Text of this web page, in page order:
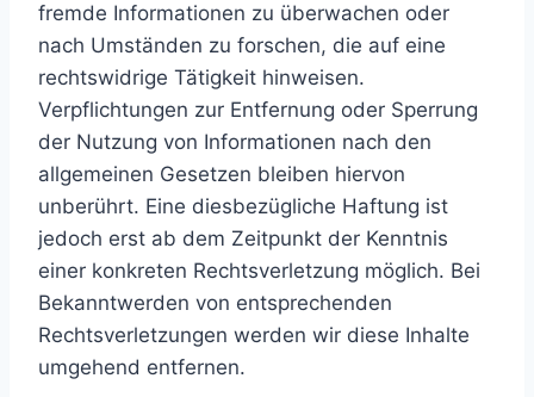
fremde Informationen zu überwachen oder
nach Umständen zu forschen, die auf eine
rechtswidrige Tätigkeit hinweisen.
Verpflichtungen zur Entfernung oder Sperrung
der Nutzung von Informationen nach den
allgemeinen Gesetzen bleiben hiervon
unberührt. Eine diesbezügliche Haftung ist
jedoch erst ab dem Zeitpunkt der Kenntnis
einer konkreten Rechtsverletzung möglich. Bei
Bekanntwerden von entsprechenden
Rechtsverletzungen werden wir diese Inhalte
umgehend entfernen.